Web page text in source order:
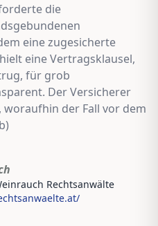
die
eine zugesicherte
eine Vertragsklausel,
für grob
Der Versicherer
der Fall vor dem
Rechtsanwälte